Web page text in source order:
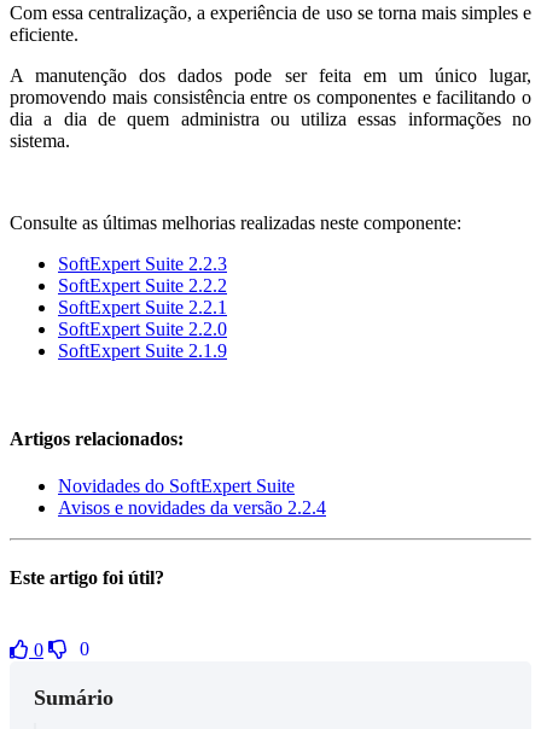
Com essa centralização, a experiência de uso se torna mais simples e
eficiente.
A manutenção dos dados pode ser feita em um único lugar,
promovendo mais consistência entre os componentes e facilitando o
dia a dia de quem administra ou utiliza essas informações no
sistema.
Consulte as últimas melhorias realizadas neste componente:
SoftExpert Suite 2.2.3
SoftExpert Suite 2.2.2
SoftExpert Suite 2.2.1
SoftExpert Suite 2.2.0
SoftExpert Suite 2.1.9
Artigos relacionados:
Novidades do SoftExpert Suite
Avisos e novidades da versão 2.2.4
Este artigo foi útil?
0 0
Sumário